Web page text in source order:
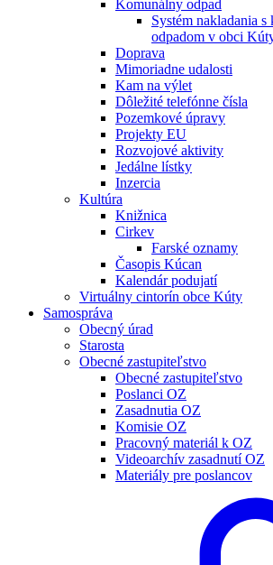
Komunálny odpad
Systém nakladania
odpadom v obci
Doprava
Mimoriadne udalosti
Kam na výlet
Dôležité telefónne čísla
Pozemkové úpravy
Projekty EU
Rozvojové aktivity
Jedálne lístky
Inzercia
Kultúra
Knižnica
Cirkev
Farské oznamy
Časopis Kúcan
Kalendár podujatí
Virtuálny cintorín obce Kúty
Samospráva
Obecný úrad
Starosta
Obecné zastupiteľstvo
Obecné zastupiteľstvo
Poslanci OZ
Zasadnutia OZ
Komisie OZ
Pracovný materiál k OZ
Videoarchív zasadnutí OZ
Materiály pre poslancov